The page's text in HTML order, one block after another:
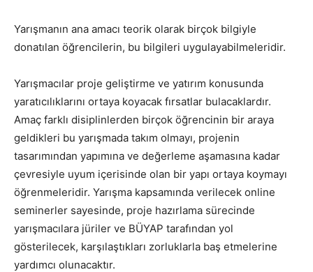
Yarışmanın ana amacı teorik olarak birçok bilgiyle
donatılan öğrencilerin, bu bilgileri uygulayabilmeleridir.
Yarışmacılar proje geliştirme ve yatırım konusunda
yaratıcılıklarını ortaya koyacak fırsatlar bulacaklardır.
Amaç farklı disiplinlerden birçok öğrencinin bir araya
geldikleri bu yarışmada takım olmayı, projenin
tasarımından yapımına ve değerleme aşamasına kadar
çevresiyle uyum içerisinde olan bir yapı ortaya koymayı
öğrenmeleridir. Yarışma kapsamında verilecek online
seminerler sayesinde, proje hazırlama sürecinde
yarışmacılara jüriler ve BÜYAP tarafından yol
gösterilecek, karşılaştıkları zorluklarla baş etmelerine
yardımcı olunacaktır.